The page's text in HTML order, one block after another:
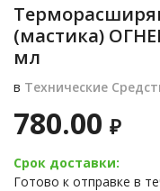
(мастика)
мл
в Технические
780.00 ₽
Срок доставки:
Готово к отправке в